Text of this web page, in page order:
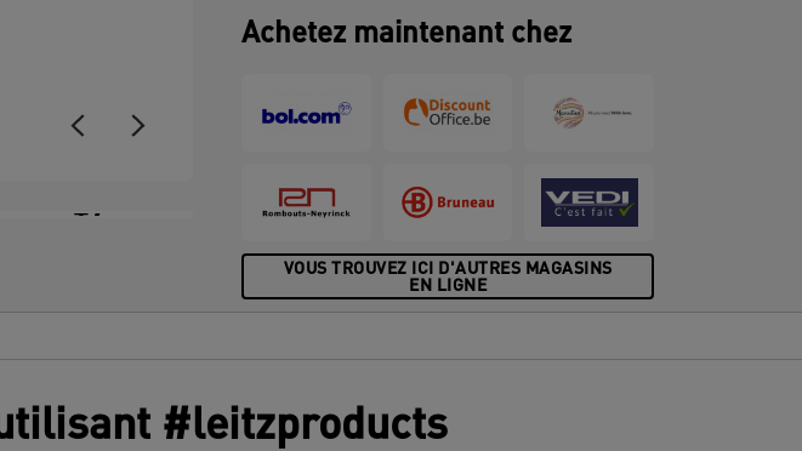
+7
Achetez maintenant chez
VOUS TROUVEZ ICI D'AUTRES MAGASINS
EN LIGNE
#leitzproducts